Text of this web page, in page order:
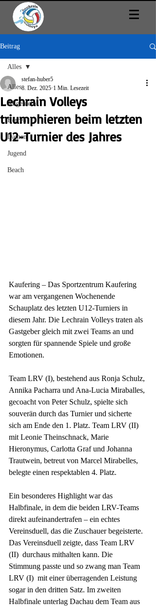
Beitrag
Alles
Allgemein
Herren
Damen
Jugend
Beach
Alles
Lechrain Volleys
triumphieren beim letzten
U12-Turnier des Jahres
stefan-huber5
8. Dez. 2025 1 Min. Lesezeit
Kaufering – Das Sportzentrum Kaufering
war am vergangenen Wochenende
Schauplatz des letzten U12-Turniers in
diesem Jahr. Die Lechrain Volleys traten als
Gastgeber gleich mit zwei Teams an und
sorgten für spannende Spiele und große
Emotionen.
Team LRV (I), bestehend aus Ronja Schulz,
Annika Pacharra und Ana-Lucia Miraballes,
gecoacht von Peter Schulz, spielte sich
souverän durch das Turnier und sicherte
sich am Ende den 1. Platz. Team LRV (II)
mit Leonie Theinschnack, Marie
Hieronymus, Carlotta Graf und Johanna
Trautwein, betreut von Marcel Mirabelles,
belegte einen respektablen 4. Platz.
Ein besonderes Highlight war das
Halbfinale, in dem die beiden LRV-Teams
direkt aufeinandertrafen – ein echtes
Vereinsduell, das die Zuschauer begeisterte.
Das Vereinsduell zeigte, dass Team LRV
(II)  durchaus mithalten kann. Die
Stimmung passte und so zwang man Team
LRV (I)  mit einer überragenden Leistung
sogar in den dritten Satz. Im zweiten
Halbfinale unterlag Dachau dem Team aus